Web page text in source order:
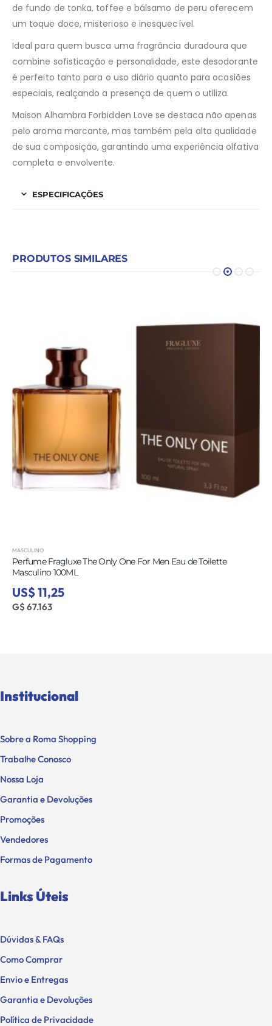
de fundo de tonka, toffee e bálsamo de peru oferecem
um toque doce, misterioso e inesquecível.
Ideal para quem busca uma fragrância duradoura que
combine sofisticação e personalidade, este desodorante
é perfeito tanto para o uso diário quanto para ocasiões
especiais, realçando a presença de quem o utiliza.
Maison Alhambra Forbidden Love se destaca não apenas
pelo aroma marcante, mas também pela alta qualidade
de sua composição, garantindo uma experiência olfativa
completa e envolvente.
ESPECIFICAÇÕES
PRODUTOS SIMILARES
MASCULINO
Perfume Fragluxe The Only One For Men Eau de Toilette
Masculino 100ML
US$ 11,25
G$ 67.163
Institucional
Sobre a Roma Shopping
Trabalhe Conosco
Nossa Loja
Garantia e Devoluções
Promoções
Vendedores
Formas de Pagamento
Links Úteis
Dúvidas & FAQs
Como Comprar
Envio e Entregas
Garantia e Devoluções
Política de Privacidade